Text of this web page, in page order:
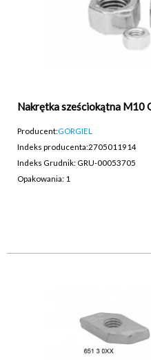
Nakrętka sześciokątna
Producent:GORGIEL
Indeks producenta:2705011914
Indeks Grudnik: GRU-00053705
Opakowania: 1